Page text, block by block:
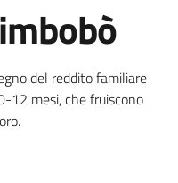
del reddito familiare
12 mesi, che fruiscono